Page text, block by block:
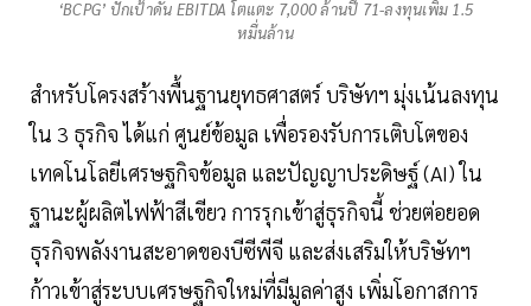
‘BCPG’ ปักเป้าดัน EBITDA โตแตะ 7,000 ล้านปี 71-ลงทุนเพิ่ม 1.5
หมื่นล้าน
สำหรับโครงสร้างพื้นฐานยุทธศาสตร์ บริษัทฯ มุ่งเน้นลงทุน
ใน 3 ธุรกิจ ได้แก่ ศูนย์ข้อมูล เพื่อรองรับการเติบโตของ
เทคโนโลยีเศรษฐกิจข้อมูล และปัญญาประดิษฐ์ (AI) ใน
ฐานะผู้ผลิตไฟฟ้าสีเขียว การรุกเข้าสู่ธุรกิจนี้ ช่วยต่อยอด
ธุรกิจพลังงานสะอาดของบีซีพีจี และส่งเสริมให้บริษัทฯ
ก้าวเข้าสู่ระบบเศรษฐกิจใหม่ที่มีมูลค่าสูง เพิ่มโอกาสการ